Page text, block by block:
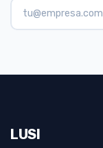
LUSI